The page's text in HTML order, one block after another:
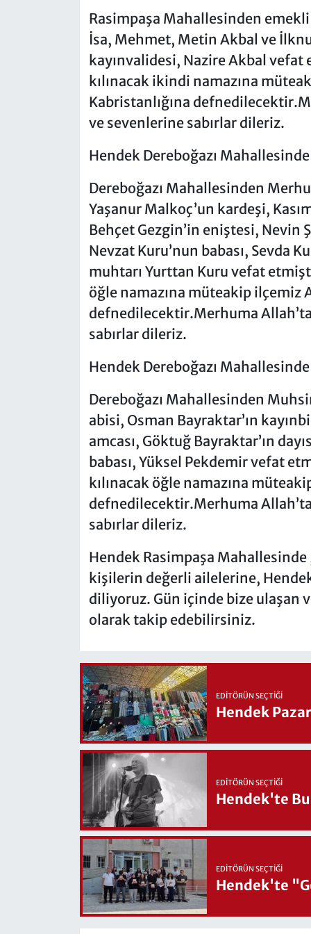
Rasimpaşa Mahallesinden emekli
İsa, Mehmet, Metin Akbal ve
kayınvalidesi, Nazire Akbal
kılınacak ikindi namazına
Kabristanlığına
ve sevenlerine sabırlar dileriz.
Hendek Dereboğazı Mahallesinde
Dereboğazı Mahallesinden
Yaşanur Malkoç’un kardeşi,
Behçet Gezgin’in eniştesi, Nevin
Nevzat Kuru’nun babası, Sevda
muhtarı Yurttan Kuru vefat
öğle namazına müteakip ilçemiz
defnedilecektir.Merhuma
sabırlar dileriz.
Hendek Dereboğazı Mahallesinde
Dereboğazı Mahallesinden
abisi, Osman Bayraktar’ın
amcası, Göktuğ Bayraktar’ın
babası, Yüksel Pekdemir vefat
kılınacak öğle namazına
defnedilecektir.Merhuma
sabırlar dileriz.
Hendek Rasimpaşa
kişilerin değerli ailelerine,
diliyoruz. Gün içinde bize ulaşan
olarak takip edebilirsiniz.
EDITÖRÜN SEÇTIĞI
Hendek
EDITÖRÜN SEÇTIĞI
Hendek'te
EDITÖRÜN SEÇTIĞI
Hendek'te